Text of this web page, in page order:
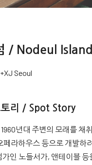
/ Nodeul Island
Seoul
토리 / Spot Story
년대 주변의 모래를 채
페라하우스 등으로 개발하
가인 노들서가, 앤테이블